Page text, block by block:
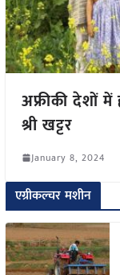
अफ्रीकी देशों
श्री खट्टर
January 8, 2024
एग्रीकल्चर मशीन